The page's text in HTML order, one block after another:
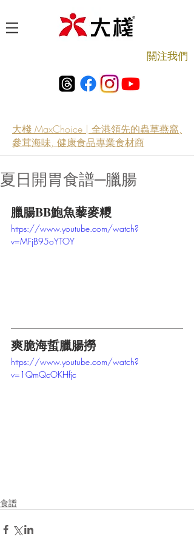
​關注我們
大棧 MaxChoice | 全港領先的蟲草燕窩,
參茸海味, 健康食品專業食材商
夏日開胃食譜─臘腸
臘腸BB鮑魚藜麥糭
https://www.youtube.com/watch?
v=MFjB95oYTOY
爽脆海蜇臘腸撈
https://www.youtube.com/watch?
v=1QmQcOKHfjc
食譜